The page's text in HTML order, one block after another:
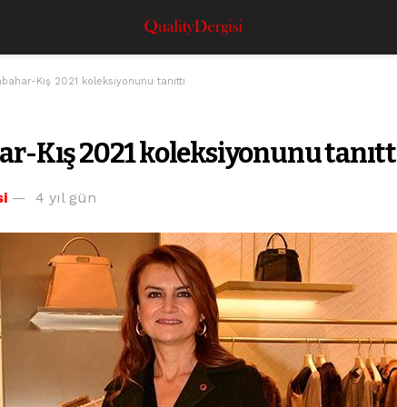
Kış 2021 koleksiyonunu tanıttı
Kış 2021 koleksiyonunu
4 yıl gün